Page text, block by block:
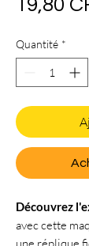
19,80
Quantité *
Découvrez
avec cette
une réplique